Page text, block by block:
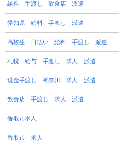
給料 手渡し 飲食店 派遣
愛知県 給料 手渡し 派遣
高校生 日払い 給料 手渡し 派遣
札幌 給与 手渡し 求人 派遣
現金手渡し 神奈川 求人 派遣
飲食店 手渡し 求人 派遣
香取市求人
香取市 求人